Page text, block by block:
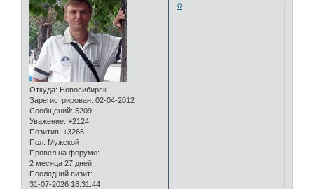
Откуда: Новосибирск
Зарегистрирован: 02-04-2012
Сообщений: 5209
Уважение: +2124
Позитив: +3266
Пол: Мужской
Провел на форуме:
2 месяца 27 дней
Последний визит:
31-07-2026 18:31:44
0